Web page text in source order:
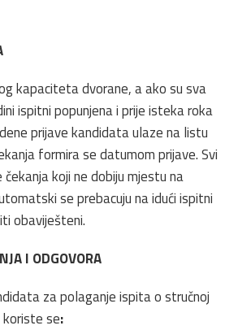
kapaciteta dvorane, a ako su sva
ispitni popunjena i prije isteka roka
prijave kandidata ulaze na listu
formira se datumom prijave. Svi
koji ne dobiju mjestu na
se prebacuju na idući ispitni
obaviješteni.
I ODGOVORA
za polaganje ispita o stručnoj
se: